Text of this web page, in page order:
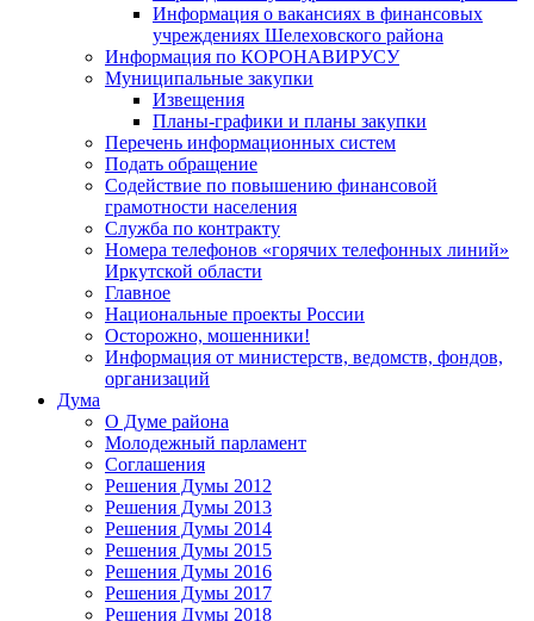
Информация о вакансиях в финансовых
учреждениях Шелеховского района
Информация по КОРОНАВИРУСУ
Муниципальные закупки
Извещения
Планы-графики и планы закупки
Перечень информационных систем
Подать обращение
Содействие по повышению финансовой
грамотности населения
Служба по контракту
Номера телефонов «горячих телефонных линий»
Иркутской области
Главное
Национальные проекты России
Осторожно, мошенники!
Информация от министерств, ведомств, фондов,
организаций
Дума
О Думе района
Молодежный парламент
Соглашения
Решения Думы 2012
Решения Думы 2013
Решения Думы 2014
Решения Думы 2015
Решения Думы 2016
Решения Думы 2017
Решения Думы 2018